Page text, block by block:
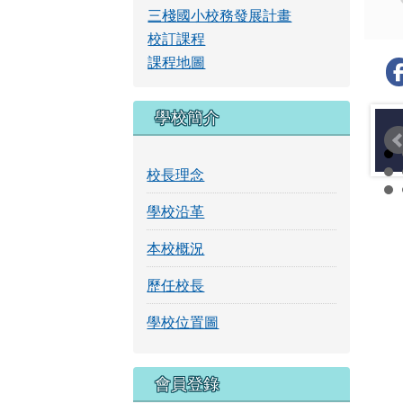
校訂課程
課程地圖
校長理念
學校沿革
本校概況
歷任校長
學校位置圖